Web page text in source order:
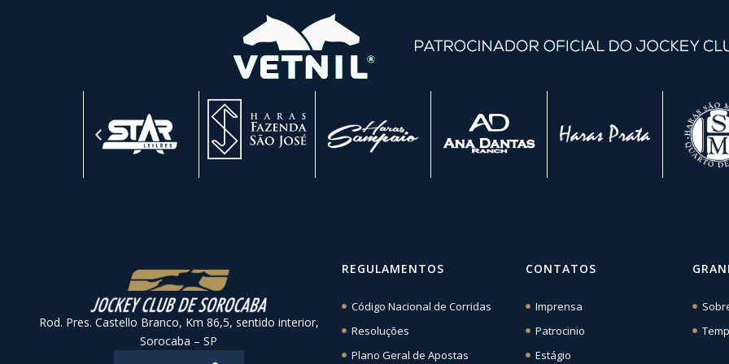
Rod. Pres. Castello Branco, Km 86,5, sentido interior,
Sorocaba – SP
REGULAMENTOS
Código Nacional de Corridas
Resoluções
Plano Geral de Apostas
CONTATOS
Imprensa
Patrocinio
Estágio